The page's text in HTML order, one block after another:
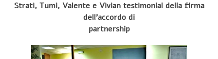
Strati, Tumi, Valente e Vivian testimonial della firma
dell’accordo di
partnership